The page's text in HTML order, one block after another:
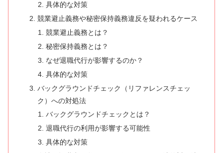
具体的な対策
競業避止義務や秘密保持義務違反を疑われるケース
競業避止義務とは？
秘密保持義務とは？
なぜ退職代行が影響するのか？
具体的な対策
バックグラウンドチェック（リファレンスチェッ
ク）への対処法
バックグラウンドチェックとは？
退職代行の利用が影響する可能性
具体的な対策